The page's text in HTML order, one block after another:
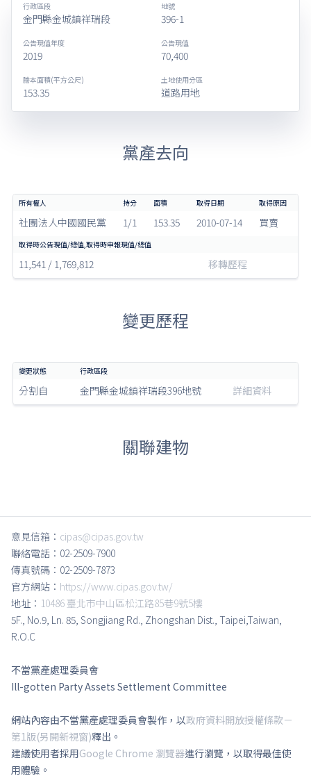
行政區段
金門縣金城鎮祥瑞段
地號
396-1
公告現值年度
2019
公告現值
70,400
謄本面積(平方公尺)
153.35
土地使用分區
道路用地
黨產去向
社團法人中國國民黨 1/1 153.35 2010-07-14 買賣
11,541 / 1,769,812 移轉歷程
變更歷程
分割自 金門縣金城鎮祥瑞段396地號 詳細資料
關聯建物
意見信箱： cipas@cipas.gov.tw
聯絡電話：02-2509-7900
傳真號碼：02-2509-7873
官方網站： https://www.cipas.gov.tw/
地址： 10486 臺北市中山區松江路85巷9號5樓
5F., No.9, Ln. 85, Songjiang Rd., Zhongshan Dist., Taipei,Taiwan,
R.O.C
不當黨產處理委員會
Ill-gotten Party Assets Settlement Committee
網站內容由不當黨產處理委員會製作，以政府資料開放授權條款－
第1版(另開新視窗)釋出。
建議使用者採用Google Chrome 瀏覽器進行瀏覽，以取得最佳使
用體驗。